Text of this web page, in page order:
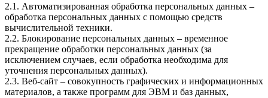
2.1. Автоматизированная обработка персональных данных –
обработка персональных данных с помощью средств
вычислительной техники.
2.2. Блокирование персональных данных – временное
прекращение обработки персональных данных (за
исключением случаев, если обработка необходима для
уточнения персональных данных).
2.3. Веб-сайт – совокупность графических и информационных
материалов, а также программ для ЭВМ и баз данных,